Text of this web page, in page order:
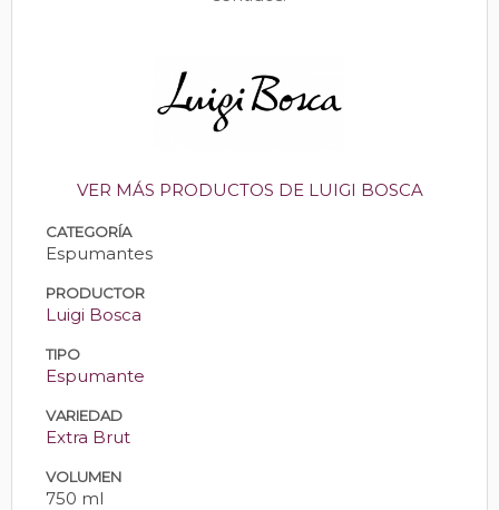
VER MÁS PRODUCTOS DE LUIGI BOSCA
CATEGORÍA
Espumantes
PRODUCTOR
Luigi Bosca
TIPO
Espumante
VARIEDAD
Extra Brut
VOLUMEN
750 ml